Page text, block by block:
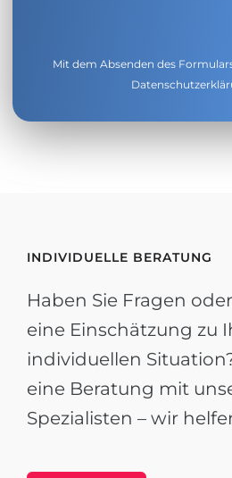
Mit dem Absenden des
INDIVIDUELLE BERATUNG
Haben Sie Fragen
eine Einschätzung zu
individuellen
eine Beratung mit
Spezialisten – wir